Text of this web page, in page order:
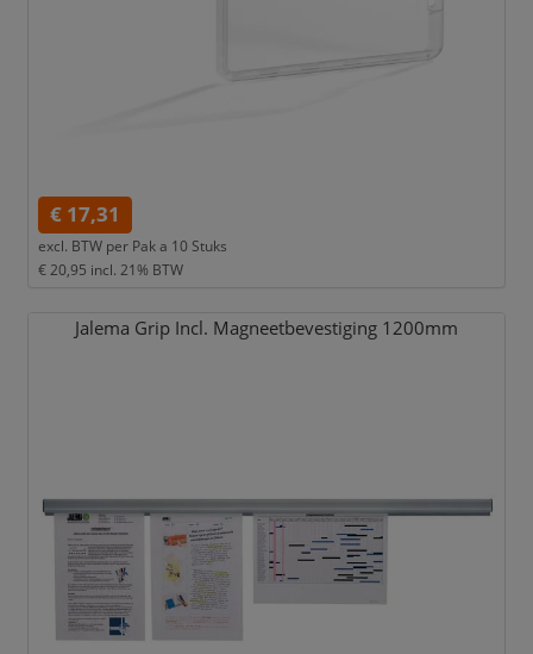
€ 17,31
excl. BTW per Pak a 10 Stuks
€ 20,95 incl. 21% BTW
Jalema Grip Incl. Magneetbevestiging 1200mm